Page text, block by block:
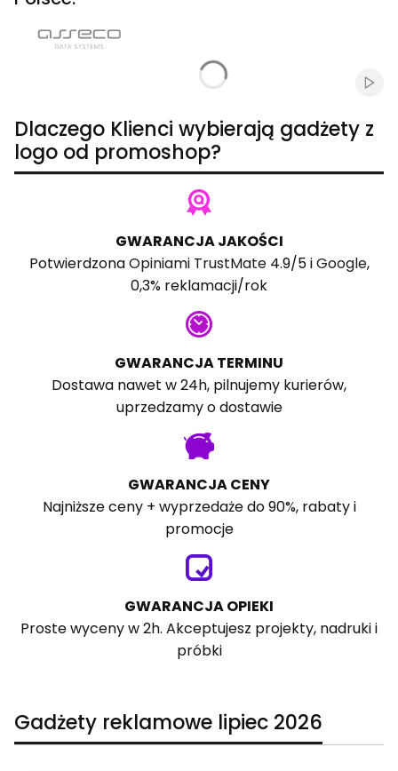
Dlaczego Klienci wybierają gadżety z
logo od promoshop?
GWARANCJA JAKOŚCI
PotwierdzonaOpiniami TrustMate4.9/5 iGoogle,
0,3% reklamacji/rok
GWARANCJA TERMINU
Dostawa nawet w 24h, pilnujemy kurierów,
uprzedzamy o dostawie
GWARANCJA CENY
Najniższe ceny + wyprzedaże do 90%, rabaty i
promocje
GWARANCJA OPIEKI
Proste wyceny w 2h. Akceptujesz projekty, nadruki i
próbki
Gadżety reklamowe lipiec 2026